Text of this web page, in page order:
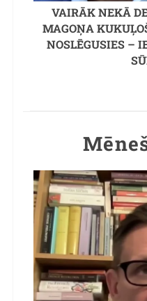
VAIRĀK NEKĀ
MAGOŅA
NOSLĒGUSIES –